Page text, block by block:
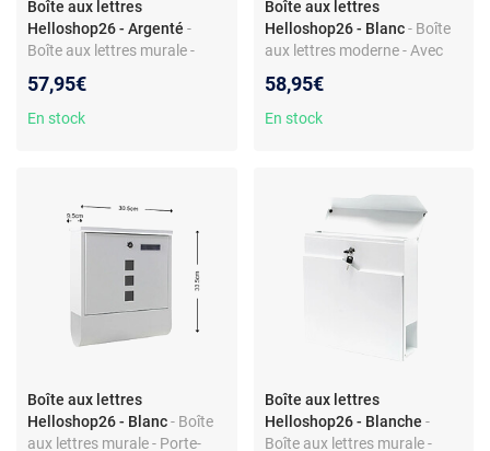
Boîte aux lettres
Helloshop26 - Argenté -
Boîte aux lettres murale -
Dimensions 21,5 x 9 x 32 cm -
Porte-nom
57,95€
En stock
Boîte aux lettres
Helloshop26 - Blanc - Boîte
aux lettres moderne - Avec
galvanisé - Dimensions 21,5 x
9 x 32 cm - Porte-nom
58,95€
En stock
Boîte aux lettres
Helloshop26 - Blanc- Boîte
aux lettres murale - Porte-
Boîte aux lettres
Helloshop26 - Blanche -
Boîte aux lettres murale -